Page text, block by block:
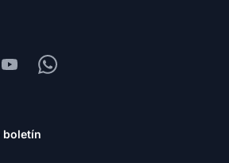
YoutubeWhatsapp
boletín